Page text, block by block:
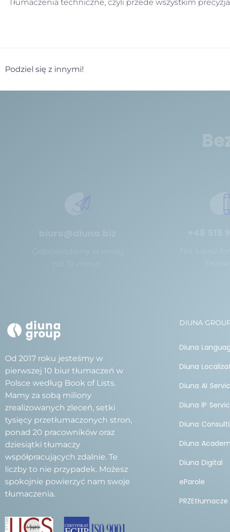
Tłumaczenia techniczne, czyli przede wszystkim precyzja
Podziel się z innymi!
Od 2017 roku jesteśmy w
pierwszej 10 biur tłumaczeń w
Polsce według Book of Lists.
Mamy za sobą miliony
zrealizowanych zleceń, setki
tysięcy przetłumaczonych stron,
ponad 20 pracowników oraz
dziesiątki tłumaczy
współpracujących zdalnie. Te
liczby to nie przypadek. Możesz
spokojnie powierzyć nam swoje
tłumaczenia.
DIUNA
Diuna
Diuna
Diuna AI
Diuna IP
Diuna
Diuna
Diuna Digital
eParole